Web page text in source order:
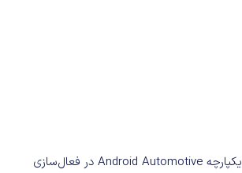
سرویس‌های از پیش‌ یکپارچه Android Automotive در فعال‌سازی